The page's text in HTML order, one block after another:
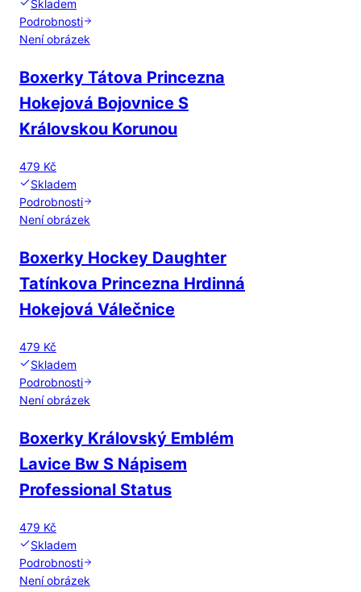
Skladem
Podrobnosti
Není obrázek
Boxerky Tátova Princezna
Hokejová Bojovnice S
Královskou Korunou
479 Kč
Skladem
Podrobnosti
Není obrázek
Boxerky Hockey Daughter
Tatínkova Princezna Hrdinná
Hokejová Válečnice
479 Kč
Skladem
Podrobnosti
Není obrázek
Boxerky Královský Emblém
Lavice Bw S Nápisem
Professional Status
479 Kč
Skladem
Podrobnosti
Není obrázek